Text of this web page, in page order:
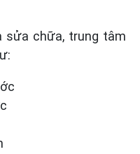
sửa chữa, trung tâm